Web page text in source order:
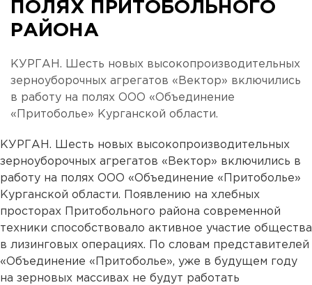
ПОЛЯХ ПРИТОБОЛЬНОГО
РАЙОНА
КУРГАН. Шесть новых высокопроизводительных
зерноуборочных агрегатов «Вектор» включились
в работу на полях ООО «Объединение
«Притоболье» Курганской области.
КУРГАН. Шесть новых высокопроизводительных
зерноуборочных агрегатов «Вектор» включились в
работу на полях ООО «Объединение «Притоболье»
Курганской области. Появлению на хлебных
просторах Притобольного района современной
техники способствовало активное участие общества
в лизинговых операциях. По словам представителей
«Объединение «Притоболье», уже в будущем году
на зерновых массивах не будут работать